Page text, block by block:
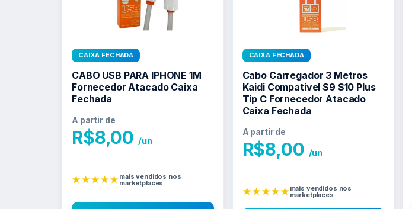
CAIXA FECHADA
CABO USB PARA IPHONE 1M
Fornecedor Atacado Caixa
Fechada
A partir de
R$8,00 /un
★★★★★mais vendidos nos
marketplaces
CAIXA FECHADA
Cabo Carregador 3 Metros
Kaidi Compativel S9 S10 Plus
Tip C Fornecedor Atacado
Caixa Fechada
A partir de
R$8,00 /un
★★★★★mais vendidos nos
marketplaces